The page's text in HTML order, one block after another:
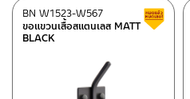
ขอแขวนเสื้อสแตนเลส MATT
BLACK
BN W1523-W567